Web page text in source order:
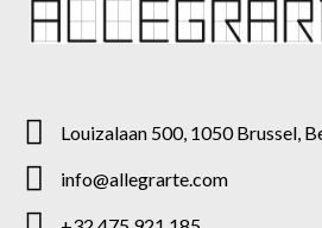
Louizalaan 500, 1050 Brussel,
info@allegrarte.com